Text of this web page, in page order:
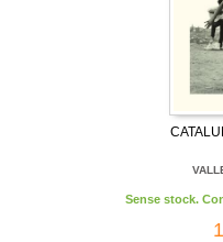
Sense stock.